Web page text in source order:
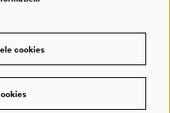
cookies